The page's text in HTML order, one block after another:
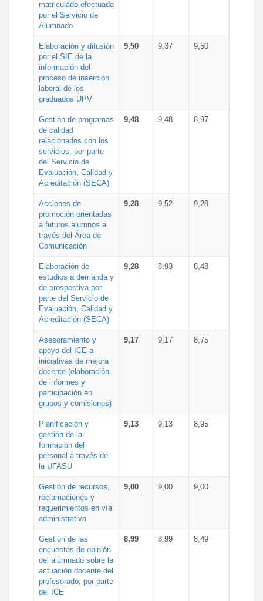
matriculado efectuada
por el Servicio de
Alumnado
Elaboración y difusión
por el SIE de la
información del
proceso de inserción
laboral de los
graduados UPV
9,50 9,37 9,50
Gestión de programas
de calidad
relacionados con los
servicios, por parte
del Servicio de
Evaluación, Calidad y
Acreditación (SECA)
9,48 9,48 8,97
Acciones de
promoción orientadas
a futuros alumnos a
través del Área de
Comunicación
9,28 9,52 9,28
Elaboración de
estudios a demanda y
de prospectiva por
parte del Servicio de
Evaluación, Calidad y
Acreditación (SECA)
9,28 8,93 8,48
Asesoramiento y
apoyo del ICE a
iniciativas de mejora
docente (elaboración
de informes y
participación en
grupos y comisiones)
9,17 9,17 8,75
Planificación y
gestión de la
formación del
personal a través de
la UFASU
9,13 9,13 8,95
Gestión de recursos,
reclamaciones y
requerimientos en vía
administrativa
9,00 9,00 9,00
Gestión de las
encuestas de opinión
del alumnado sobre la
actuación docente del
profesorado, por parte
del ICE
8,99 8,99 8,49